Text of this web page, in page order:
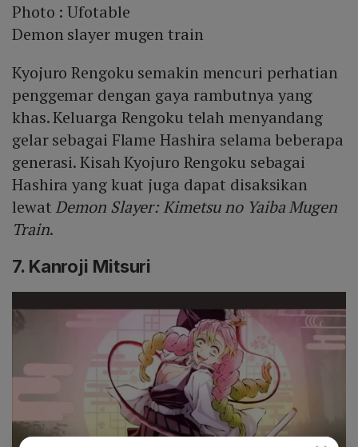
Photo :Ufotable
Demon slayer mugen train
Kyojuro Rengoku semakin mencuri perhatian
penggemar dengan gaya rambutnya yang
khas. Keluarga Rengoku telah menyandang
gelar sebagai Flame Hashira selama beberapa
generasi. Kisah Kyojuro Rengoku sebagai
Hashira yang kuat juga dapat disaksikan
lewat Demon Slayer: Kimetsu no Yaiba Mugen
Train.
7. Kanroji Mitsuri